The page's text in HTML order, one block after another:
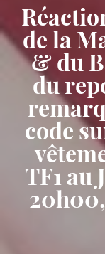
de la
& du
du
code
TF1 au